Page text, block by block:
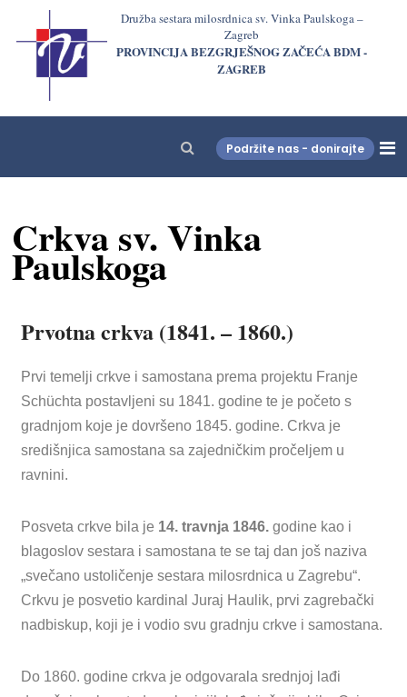
Družba sestara milosrdnica sv. Vinka Paulskoga –
Zagreb
PROVINCIJA BEZGRJEŠNOG ZAČEĆA BDM -
ZAGREB
Podržite nas - donirajte
Crkva sv. Vinka
Paulskoga
Prvotna crkva (1841. – 1860.)
Prvi temelji crkve i samostana prema projektu Franje
Schüchta postavljeni su 1841. godine te je početo s
gradnjom koje je dovršeno 1845. godine. Crkva je
središnjica samostana sa zajedničkim pročeljem u
ravnini.
Posveta crkve bila je 14. travnja 1846.godine kao i
blagoslov sestara i samostana te se taj dan još naziva
„svečano ustoličenje sestara milosrdnica u Zagrebu“.
Crkvu je posvetio kardinal Juraj Haulik, prvi zagrebački
nadbiskup, koji je i vodio svu gradnju crkve i samostana.
Do 1860. godine crkva je odgovarala srednjoj lađi